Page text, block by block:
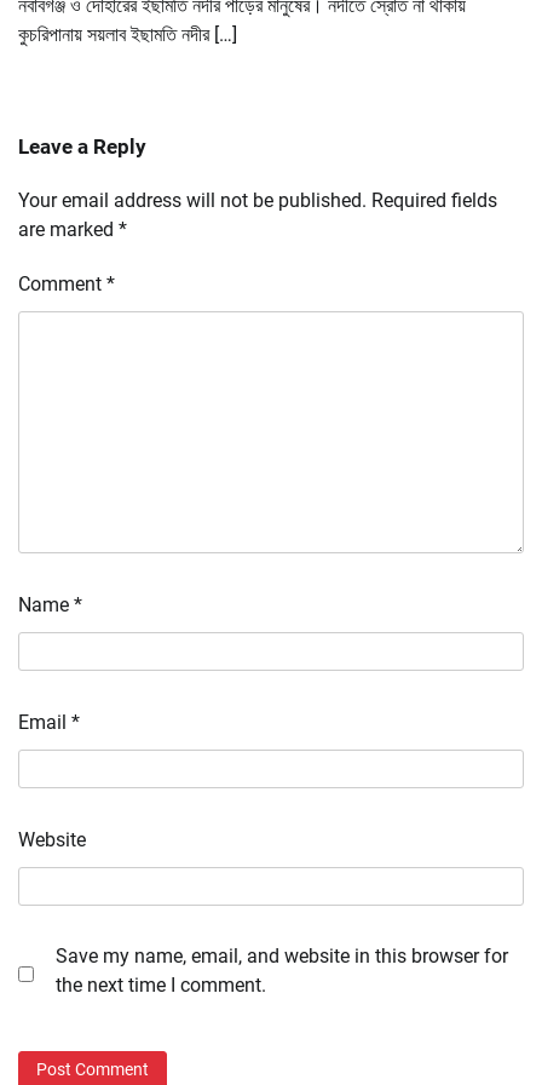
নবাবগঞ্জ ও দোহারের ইছামতি নদীর পাড়ের মানুষের। নদীতে স্রোত না থাকায়
কুচরিপানায় সয়লাব ইছামতি নদীর […]
Leave a Reply
Your email address will not be published. Required fields
are marked *
Comment *
Name *
Email *
Website
Save my name, email, and website in this browser for
the next time I comment.